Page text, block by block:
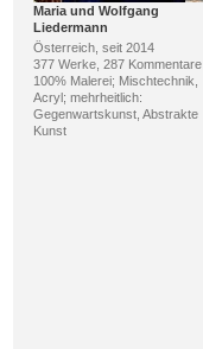
Maria und Wolfgang
Liedermann
Österreich, seit 2014
377 Werke, 287 Kommentare
100% Malerei; Mischtechnik,
Acryl; mehrheitlich:
Gegenwartskunst, Abstrakte
Kunst